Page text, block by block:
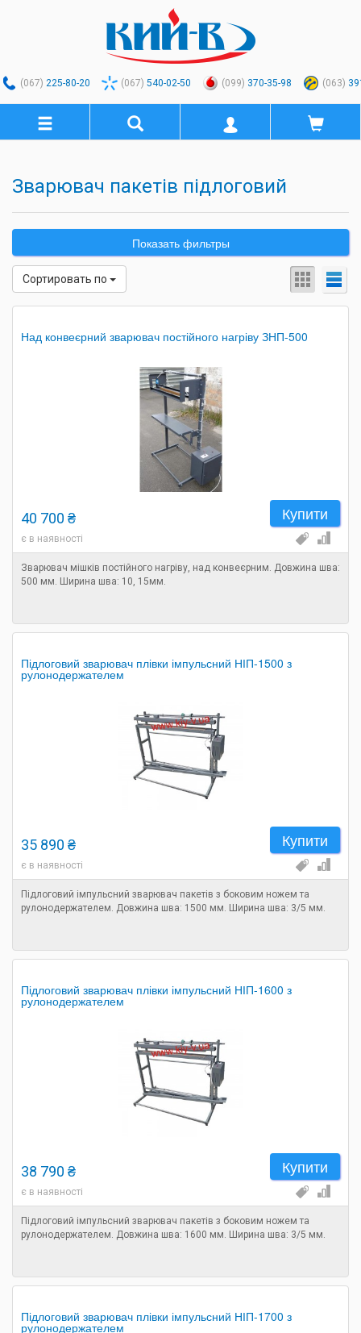
(067) 225-80-20 (067) 540-02-50 (099) 370-35-98 (063)
Показать фильтры
Сортировать по
Над конвеєрний зварювач постійного нагріву ЗНП-500
Купити
40 700 ₴
є в наявності
Зварювач мішків постійного нагріву, над конвеєрним. Довжина шва:
500 мм. Ширина шва: 10, 15мм.
Підлоговий зварювач плівки імпульсний НІП-1500 з
рулонодержателем
Купити
35 890 ₴
є в наявності
Підлоговий імпульсний зварювач пакетів з боковим ножем та
рулонодержателем. Довжина шва: 1500 мм. Ширина шва: 3/5 мм.
Підлоговий зварювач плівки імпульсний НІП-1600 з
рулонодержателем
Купити
38 790 ₴
є в наявності
Підлоговий імпульсний зварювач пакетів з боковим ножем та
рулонодержателем. Довжина шва: 1600 мм. Ширина шва: 3/5 мм.
Підлоговий зварювач плівки імпульсний НІП-1700 з
рулонодержателем
Зварювач пакетів підлоговий